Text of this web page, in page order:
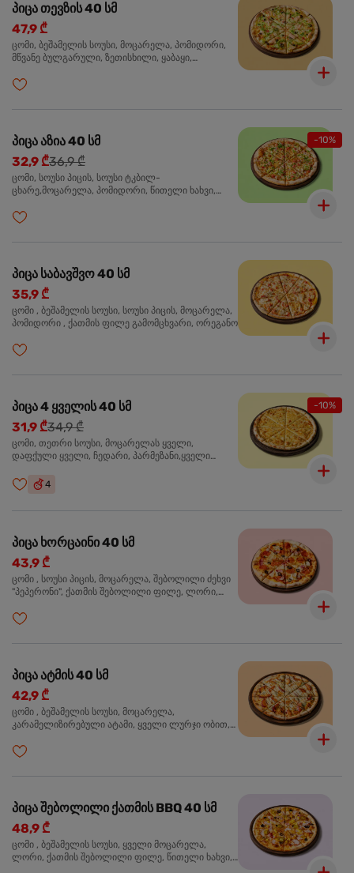
პიცა თევზის 40 სმ
47,9 ₾
ცომი, ბეშამელის სოუსი, მოცარელა, პომიდორი,
მწვანე ბულგარული, ზეთისხილი, ყაბაყი,
ორეგანო
-10%
პიცა აზია 40 სმ
32,9 ₾36,9 ₾
ცომი, სოუსი პიცის, სოუსი ტკბილ-
ცხარე,მოცარელა, პომიდორი, წითელი ხახვი,
სეზამის მარცვლის ნაზავი, ქინძი, ორეგანო
პიცა საბავშვო 40 სმ
35,9 ₾
ცომი , ბეშამელის სოუსი, სოუსი პიცის, მოცარელა,
პომიდორი , ქათმის ფილე გამომცხვარი, ორეგანო
-10%
პიცა 4 ყველის 40 სმ
31,9 ₾34,9 ₾
ცომი, თეთრი სოუსი, მოცარელას ყველი,
დაფქული ყველი, ჩედარი, პარმეზანი,ყველი
4
პიცა ხორცაინი 40 სმ
43,9 ₾
ცომი , სოუსი პიცის, მოცარელა, შებოლილი ძეხვი
"პეპერონი", ქათმის შებოლილი ფილე, ლორი,
პიცა ატმის 40 სმ
42,9 ₾
ცომი , ბეშამელის სოუსი, მოცარელა,
კარამელიზირებული ატამი, ყველი ლურჯი ობით,
პიცა შებოლილი ქათმის BBQ 40 სმ
48,9 ₾
ცომი , ბეშამელის სოუსი, ყველი მოცარელა,
ლორი, ქათმის შებოლილი ფილე, წითელი ხახვი,